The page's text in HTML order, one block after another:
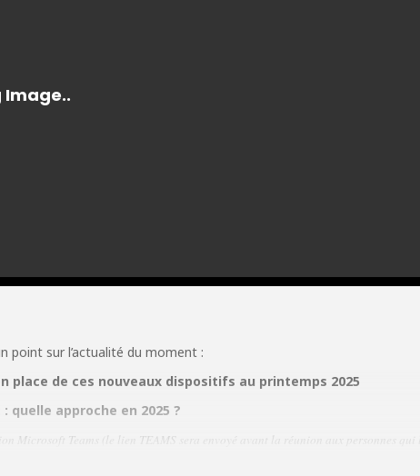
point sur l’actualité du moment :
place de ces nouveaux dispositifs au printemps 2025
quelle approche en 2025 ?
Microsoft Teams (le lien TEAMS sera envoyé avant la réunion aux personnes qui le